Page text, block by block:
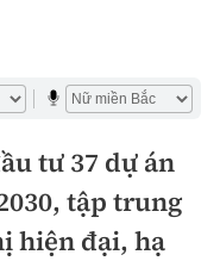
tư 37 dự án
tập trung
hiện đại, hạ